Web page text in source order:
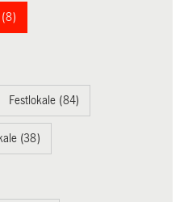
Festlokale (84)
(38)